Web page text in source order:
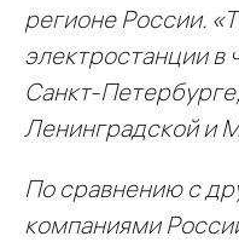
регионе России.
электростанции
Санкт-
Ленинградской и
По сравнению с
компаниями